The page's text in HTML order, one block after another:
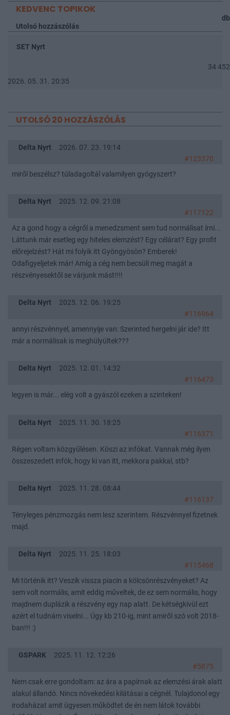
KEDVENC TOPIKOK
db
Utolsó hozzászólás
SET Nyrt
34 452
2026. 05. 31. 20:35
UTOLSÓ 20 HOZZÁSZÓLÁS
Delta Nyrt
2026. 07. 23. 19:14
#123370
miről beszélsz? túladagoltál valamilyen gyógyszert?
Delta Nyrt
2025. 12. 09. 21:08
#117122
Az a gond hogy a cégről a menedzsment sem tud normálisat írni...
Láttunk már esetleg egy hiteles elemzést? Egy célárat? Egy profit
előrejelzést? Hát mi folyik itt Gyöngyösön? Emberek!
Odafigyeljetek már! Amíg a cég nem becsüli meg magát a
részvényesektől se várjunk mást!!!!
Delta Nyrt
2025. 12. 06. 19:25
#116964
annyi részvénnyel, amennyije van: Szerinted hergelni jár ide? Itt
már a normálisak is meghülyültek???
Delta Nyrt
2025. 12. 01. 14:32
#116473
legyen is már... elég volt a gyászól ezeken a szinteken!
Delta Nyrt
2025. 11. 30. 18:25
#116371
Régen voltam közgyűlésen. Köszi az infókat. Vannak még ilyen
összeszedett infók, hogy ki van itt, mekkora pakkal, stb?
Delta Nyrt
2025. 11. 28. 08:44
#116137
Tényleges pénzmozgás nem lesz szerintem. Részvénnyel fizetnek
majd.
Delta Nyrt
2025. 11. 25. 18:03
#115468
Mi történik itt? Veszik vissza piacin a kölcsönrészvényeket? Az
sem volt normális, amit eddig műveltek, de ez sem normális, hogy
majdnem duplázik a részvény egy nap alatt. De kétségkívül ezt
azért el tudnám viselni... Úgy kb 210-ig, mint amiről szó volt 2018-
ban!!! :)
GSPARK
2025. 11. 12. 12:26
#5875
Nem csak erre gondoltam: az ára a papírnak az elemzési árak alatt
alakul állandó. Nincs növekedési kilátásai a cégnél. Tulajdonol egy
irodaházat amit ügyesen működtet de én nem látok további